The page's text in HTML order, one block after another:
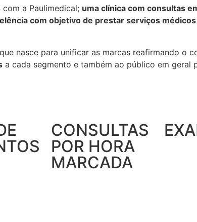
a Paulimedical; uma clínica com consultas
com objetivo de prestar serviços
que nasce para unificar as marcas reafirmando o
a cada segmento e também ao público em geral
CONSULTAS
POR HORA
MARCADA